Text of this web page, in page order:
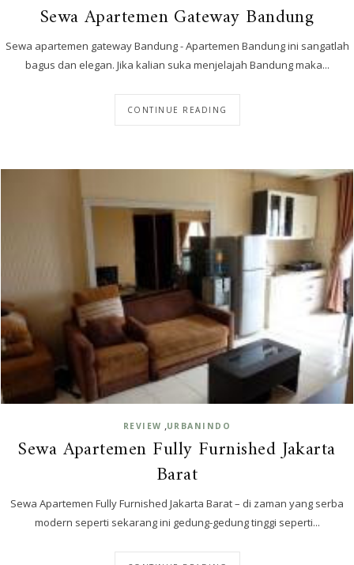
Sewa Apartemen Gateway Bandung
Sewa apartemen gateway Bandung - Apartemen Bandung ini sangatlah
bagus dan elegan. Jika kalian suka menjelajah Bandung maka...
CONTINUE READING
REVIEW ,URBANINDO
Sewa Apartemen Fully Furnished Jakarta
Barat
Sewa Apartemen Fully Furnished Jakarta Barat – di zaman yang serba
modern seperti sekarang ini gedung-gedung tinggi seperti...